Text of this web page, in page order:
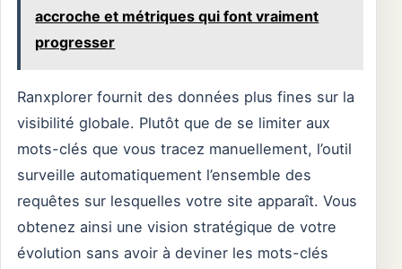
accroche et métriques qui font vraiment
progresser
Ranxplorer fournit des données plus fines sur la
visibilité globale. Plutôt que de se limiter aux
mots-clés que vous tracez manuellement, l’outil
surveille automatiquement l’ensemble des
requêtes sur lesquelles votre site apparaît. Vous
obtenez ainsi une vision stratégique de votre
évolution sans avoir à deviner les mots-clés